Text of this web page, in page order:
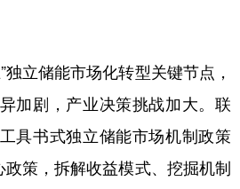
独立储能市场化转型关键节点，
加剧，产业决策挑战加大。联
具书式独立储能市场机制政策
策，拆解收益模式、挖掘机制